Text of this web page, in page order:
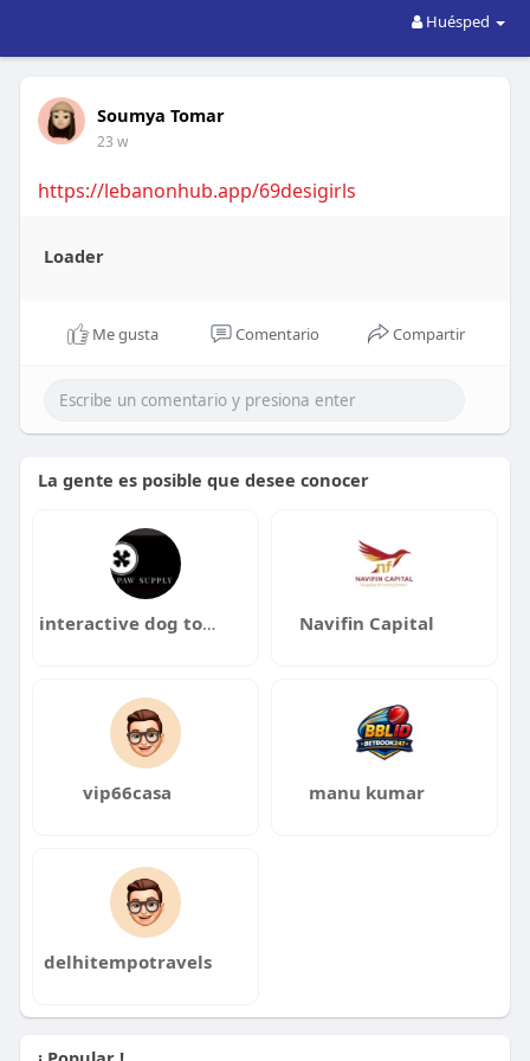
Huésped
Soumya Tomar
23 w
https://lebanonhub.app/69desigirls
Loader
Me gusta Comentario Compartir
La gente es posible que desee conocer
interactive dog toys Navifin Capital
vip66casa manu kumar
delhitempotravels